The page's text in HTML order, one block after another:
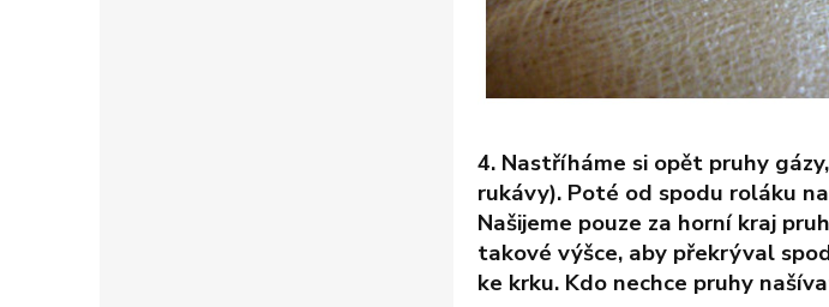
4. Nastříháme si opět pruhy
rukávy). Poté od spodu roláku
Našijeme pouze za horní kraj
takové výšce, aby překrýval
ke krku. Kdo nechce pruhy